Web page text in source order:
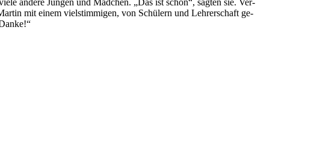
andere Jungen und Mädchen. „Das ist schön“, sagten sie. Ver-
mit einem vielstimmigen, von Schülern und Lehrerschaft ge-